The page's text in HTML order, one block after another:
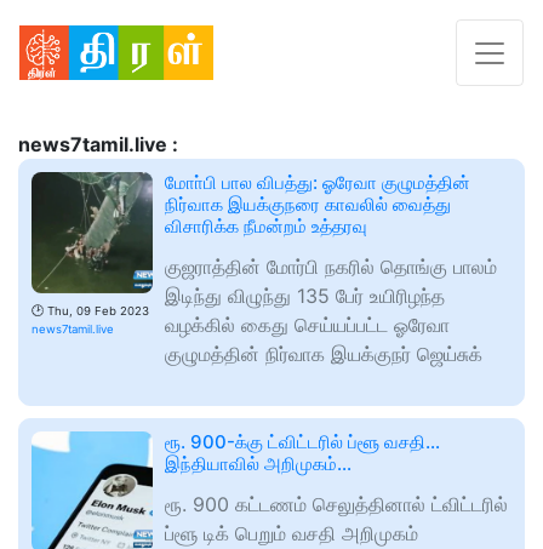
news7tamil.live :
🕑 Thu, 09 Feb 2023
news7tamil.live
மோா்பி பால விபத்து: ஓரேவா குழுமத்தின்
நிர்வாக இயக்குநரை காவலில் வைத்து
விசாரிக்க நீமன்றம் உத்தரவு
குஜராத்தின் மோர்பி நகரில் தொங்கு பாலம்
இடிந்து விழுந்து 135 பேர் உயிரிழந்த
வழக்கில் கைது செய்யப்பட்ட ஓரேவா
குழுமத்தின் நிர்வாக இயக்குநர் ஜெய்சுக்
ரூ. 900-க்கு ட்விட்டரில் ப்ளூ வசதி…
இந்தியாவில் அறிமுகம்…
ரூ. 900 கட்டணம் செலுத்தினால் ட்விட்டரில்
ப்ளூ டிக் பெறும் வசதி அறிமுகம்